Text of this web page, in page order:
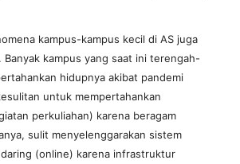
kampus-kampus kecil di AS juga
kampus yang saat ini terengah-
hidupnya akibat pandemi
untuk mempertahankan
perkuliahan) karena beragam
sulit menyelenggarakan sistem
(online) karena infrastruktur